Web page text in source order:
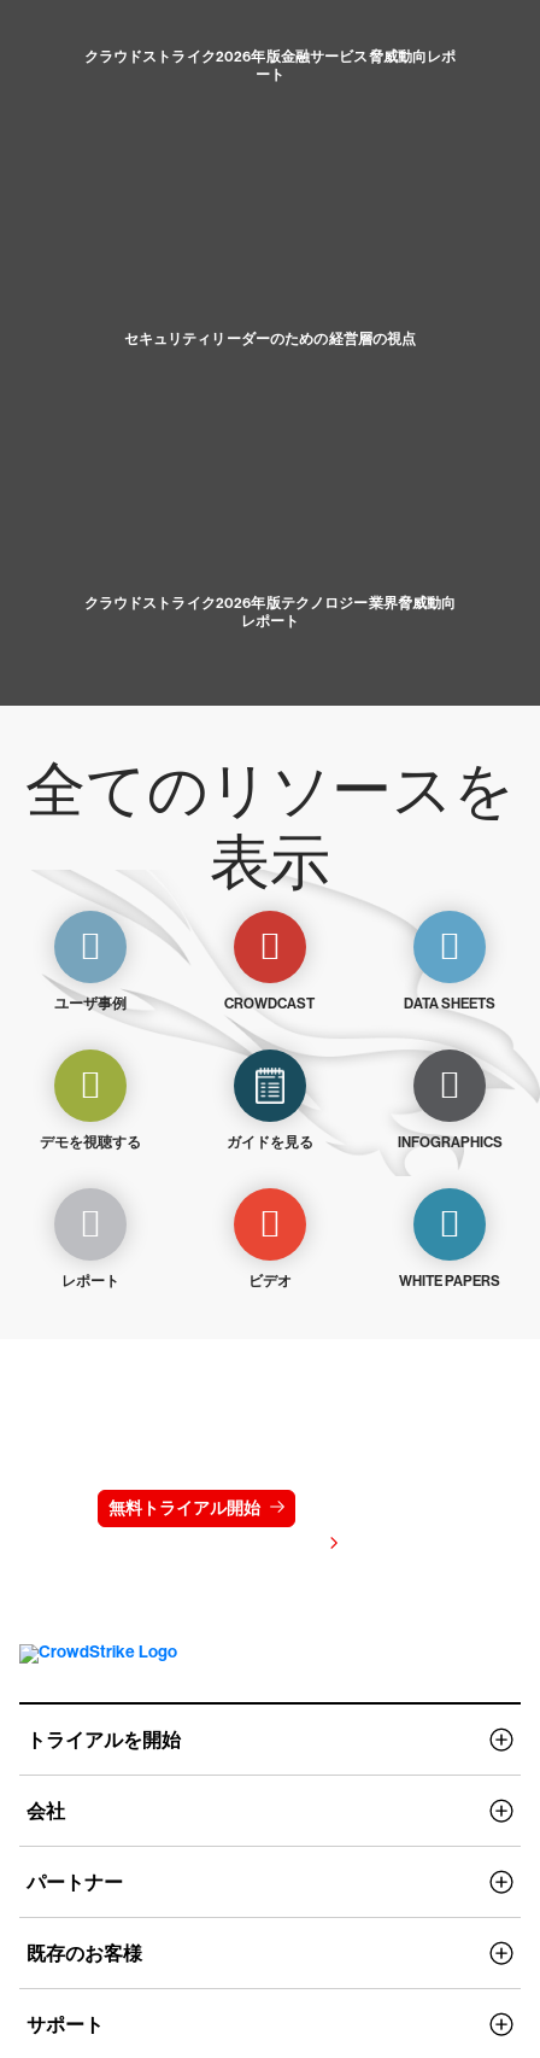
クラウドストライク2026年版金融サービス脅威動向レポ
ート
セキュリティリーダーのための経営層の視点
クラウドストライク2026年版テクノロジー業界脅威動向
レポート
全てのリソースを
表示
ユーザ事例 CROWDCAST DATA SHEETS
デモを視聴する ガイドを見る INFOGRAPHICS
レポート ビデオ WHITE PAPERS
無料トライアル開始
トライアルを開始
会社
パートナー
既存のお客様
サポート